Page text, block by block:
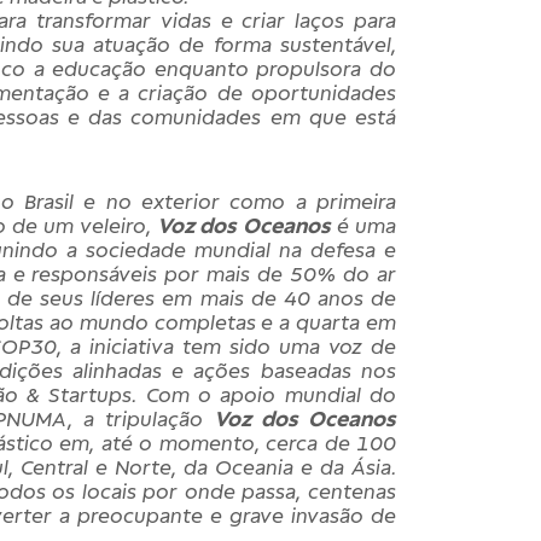
transformar vidas e criar laços para
sua atuação de forma sustentável,
a educação enquanto propulsora do
e a criação de oportunidades
e das comunidades em que está
Brasil e no exterior como a primeira
de um veleiro, Voz dos Oceanosé uma
a sociedade mundial na defesa e
e responsáveis por mais de 50% do ar
seus líderes em mais de 40 anos de
ao mundo completas e a quarta em
a iniciativa tem sido uma voz de
alinhadas e ações baseadas nos
& Startups. Com o apoio mundial do
a tripulação
Voz dos Oceanos
em, até o momento, cerca de 100
Central e Norte, da Oceania e da Ásia.
os locais por onde passa, centenas
a preocupante e grave invasão de